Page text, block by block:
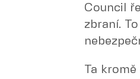
Council
zbraní.
Ta